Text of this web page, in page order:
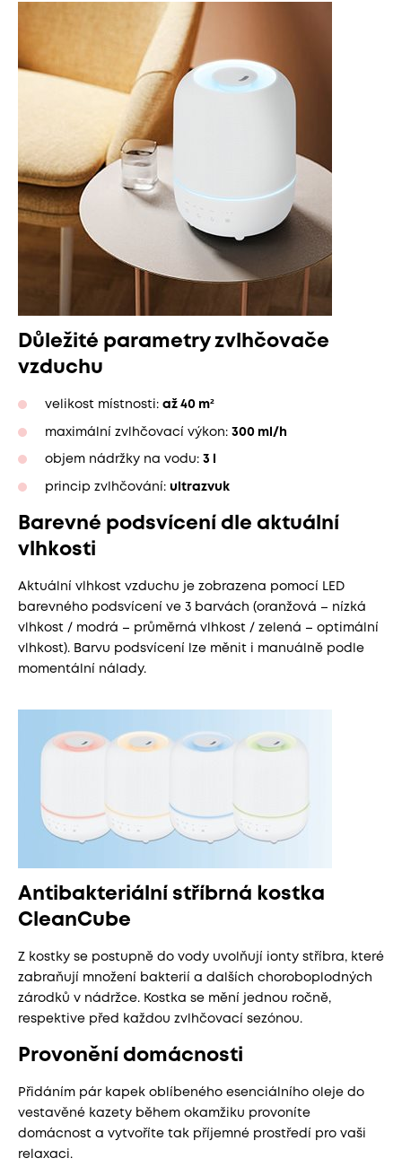
Důležité parametry zvlhčovače
vzduchu
velikost místnosti: až 40 m²
maximální zvlhčovací výkon: 300 ml/h
objem nádržky na vodu: 3 l
princip zvlhčování: ultrazvuk
Barevné podsvícení dle aktuální
vlhkosti
Aktuální vlhkost vzduchu je zobrazena pomocí LED
barevného podsvícení ve 3 barvách (oranžová – nízká
vlhkost / modrá – průměrná vlhkost / zelená – optimální
vlhkost). Barvu podsvícení lze měnit i manuálně podle
momentální nálady.
Antibakteriální stříbrná kostka
CleanCube
Z kostky se postupně do vody uvolňují ionty stříbra, které
zabraňují množení bakterií a dalších choroboplodných
zárodků v nádržce. Kostka se mění jednou ročně,
respektive před každou zvlhčovací sezónou.
Provonění domácnosti
Přidáním pár kapek oblíbeného esenciálního oleje do
vestavěné kazety během okamžiku provoníte
domácnost a vytvoříte tak příjemné prostředí pro vaši
relaxaci.